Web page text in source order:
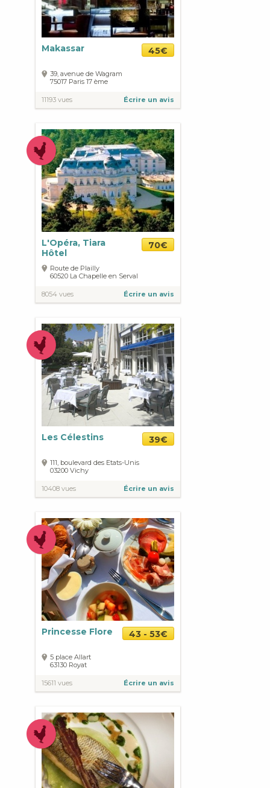
Makassar 45€
39, avenue de Wagram
75017 Paris 17 ème
11193 vues Écrire un avis
L'Opéra, Tiara
Hôtel
70€
Route de Plailly
60520 La Chapelle en Serval
8054 vues Écrire un avis
Les Célestins 39€
111, boulevard des Etats-Unis
03200 Vichy
10408 vues Écrire un avis
Princesse Flore 43 - 53€
5 place Allart
63130 Royat
15611 vues Écrire un avis